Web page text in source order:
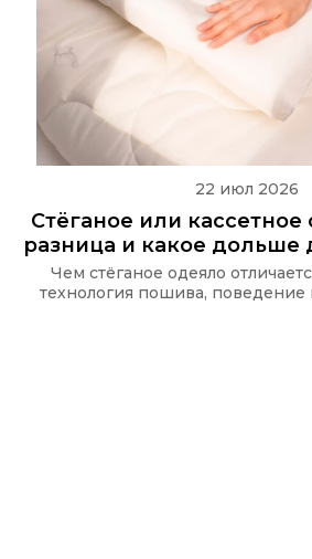
22 июл 2026
Стёганое или
разница и какое
Чем стёганое одеяло
технология пошива, поведение